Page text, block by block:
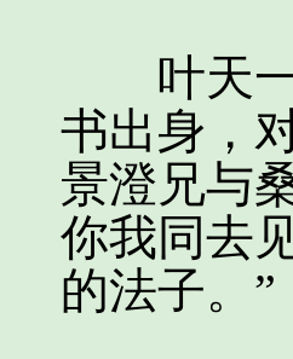
叶天一
书出身，
景澄兄与
你我同去
的法子。”